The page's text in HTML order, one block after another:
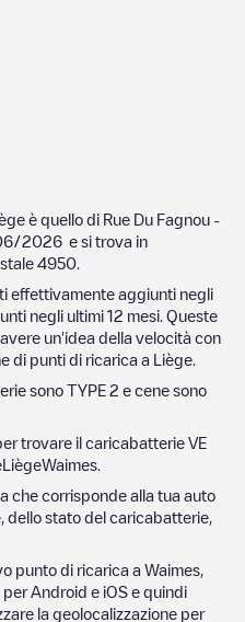
è quello di Rue Du Fagnou -
2026 e si trova in
4950
effettivamente aggiunti negli
negli ultimi 12 mesi. Queste
un'idea della velocità con
di punti di ricarica a Liège
sono TYPE 2 e cene sono
trovare il caricabatterie VE
LiègeWaimes
che corrisponde alla tua auto
stato del caricabatterie,
punto di ricarica a Waimes
Android e iOS e quindi
la geolocalizzazione per